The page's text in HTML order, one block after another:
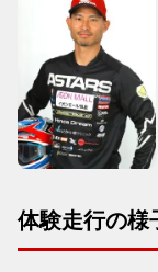
体験走行の様